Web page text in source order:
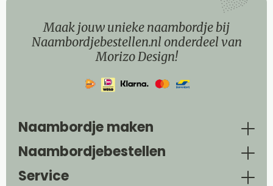
Maak jouw unieke naambordje bij
Naambordjebestellen.nl onderdeel van
Morizo Design!
Naambordje maken
Naambordjebestellen
Service